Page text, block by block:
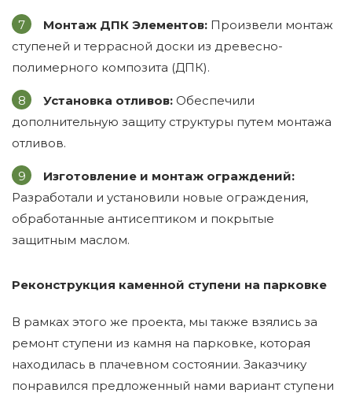
Монтаж ДПК Элементов: Произвели монтаж
ступеней и террасной доски из древесно-
полимерного композита (ДПК).
Установка отливов: Обеспечили
дополнительную защиту структуры путем монтажа
отливов.
Изготовление и монтаж ограждений:
Разработали и установили новые ограждения,
обработанные антисептиком и покрытые
защитным маслом.
Реконструкция каменной ступени на парковке
В рамках этого же проекта, мы также взялись за
ремонт ступени из камня на парковке, которая
находилась в плачевном состоянии. Заказчику
понравился предложенный нами вариант ступени